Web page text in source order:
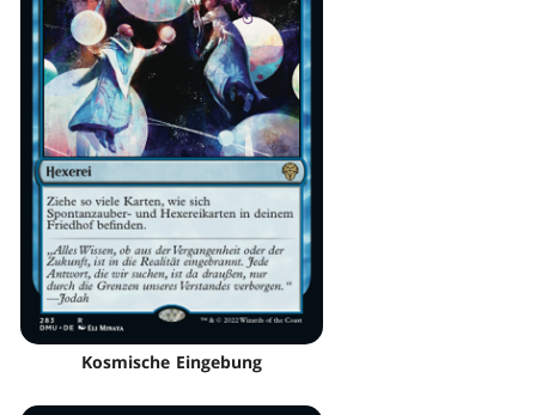
Kosmische Eingebung